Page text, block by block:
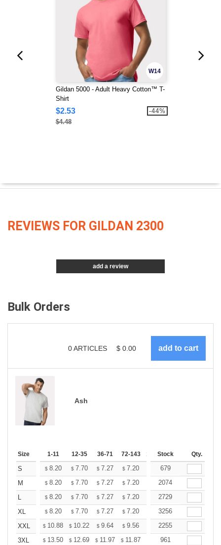
W14
Gildan 5000 - Adult Heavy Cotton™ T-
Shirt
$2.53
$4.48
-44%
REVIEWS FOR GILDAN 2300
add a review
Bulk Orders
0ARTICLES $ 0.00
Ash
Size 1-11 12-35 36-71 72-143 144-287 288 + More
Stock Qty.
S $ 8.20 $ 7.70 $ 7.27 $ 7.20 7.08
679
M
$ 8.20 $ 7.70 $ 7.27 $ 7.20 7.08
2074
L
$ 8.20 $ 7.70 $ 7.27 $ 7.20 7.08
2729
XL
$ 8.20 $ 7.70 $ 7.27 $ 7.20 7.08
3256
XXL
$ 10.88 $ 10.22 $ 9.64 $ 9.56 9.39
2255
3XL
$ 13.50 $ 12.69 $ 11.97 $ 11.87 11.66
961